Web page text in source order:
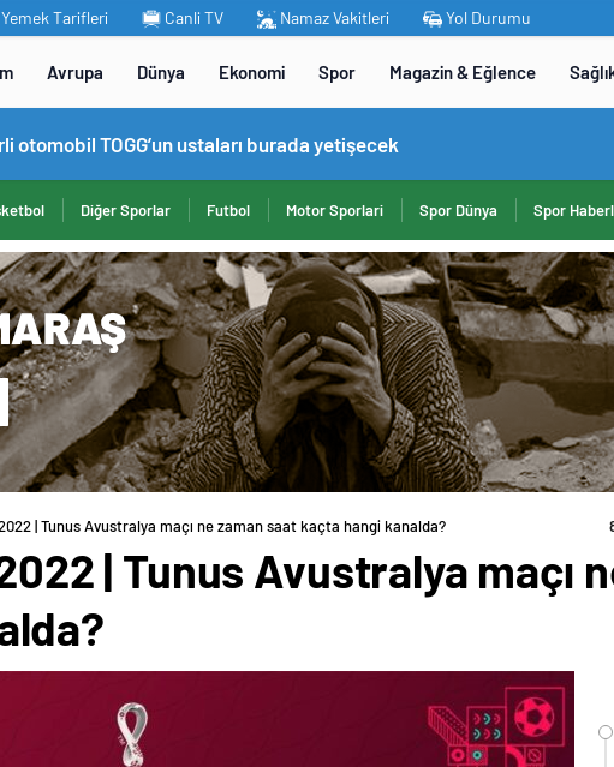
Yemek Tarifleri Canli TV Namaz Vakitleri Yol Durumu
Avrupa Dünya Ekonomi Spor Magazin & Eğlence
otomobil TOGG’un ustaları burada yetişecek
Diğer Sporlar Futbol Motor Sporlari Spor Dünya Spor
2022 | Tunus Avustralya maçı ne zaman saat kaçta hangi kanalda?
| Tunus Avustralya maçı